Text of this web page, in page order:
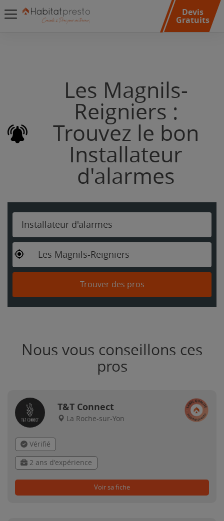
Devis
Gratuits
Les Magnils-
Reigniers :
Trouvez le bon
Installateur
d'alarmes
Installateur d'alarmes
Les Magnils-Reigniers
Trouver des pros
Nous vous conseillons ces
pros
T&T Connect
La Roche-sur-Yon
Vérifié
2 ans d'expérience
Voir sa fiche